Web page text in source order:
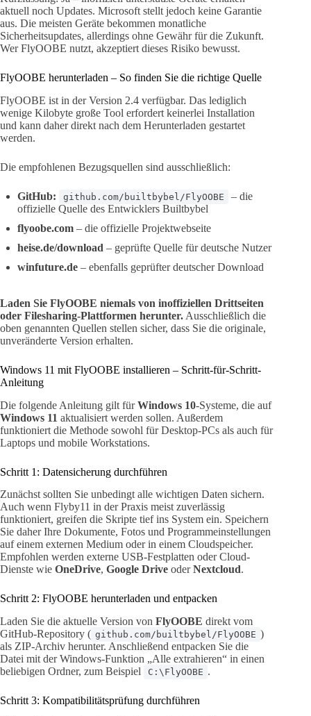
aktuell noch Updates. Microsoft stellt jedoch keine Garantie
aus. Die meisten Geräte bekommen monatliche
Sicherheitsupdates, allerdings ohne Gewähr für die Zukunft.
Wer FlyOOBE nutzt, akzeptiert dieses Risiko bewusst.
FlyOOBE herunterladen – So finden Sie die richtige Quelle
FlyOOBE ist in der Version 2.4 verfügbar. Das lediglich
wenige Kilobyte große Tool erfordert keinerlei Installation
und kann daher direkt nach dem Herunterladen gestartet
werden.
Die empfohlenen Bezugsquellen sind ausschließlich:
GitHub: github.com/builtbybel/FlyOOBE
– die
offizielle Quelle des Entwicklers Builtbybel
flyoobe.com – die offizielle Projektwebseite
heise.de/download – geprüfte Quelle für deutsche Nutzer
winfuture.de – ebenfalls geprüfter deutscher Download
Laden Sie FlyOOBE niemals von inoffiziellen Drittseiten
oder Filesharing-Plattformen herunter. Ausschließlich die
oben genannten Quellen stellen sicher, dass Sie die originale,
unveränderte Version erhalten.
Windows 11 mit FlyOOBE installieren – Schritt-für-Schritt-
Anleitung
Die folgende Anleitung gilt fürWindows 10-Systeme, die auf
Windows 11 aktualisiert werden sollen. Außerdem
funktioniert die Methode sowohl für Desktop-PCs als auch für
Laptops und mobile Workstations.
Schritt 1: Datensicherung durchführen
Zunächst sollten Sie unbedingt alle wichtigen Daten sichern.
Auch wenn Flyby11 in der Praxis meist zuverlässig
funktioniert, greifen die Skripte tief ins System ein. Speichern
Sie daher Ihre Dokumente, Fotos und Programmeinstellungen
auf einem externen Medium oder in einem Cloudspeicher.
Empfohlen werden externe USB-Festplatten oder Cloud-
Dienste wie OneDrive, Google Drive oderNextcloud.
Schritt 2: FlyOOBE herunterladen und entpacken
Laden Sie die aktuelle Version von FlyOOBE direkt vom
GitHub-Repository ( github.com/builtbybel/FlyOOBE )
als ZIP-Archiv herunter. Anschließend entpacken Sie die
Datei mit der Windows-Funktion „Alle extrahieren“ in einen
beliebigen Ordner, zum Beispiel
C:\FlyOOBE .
Schritt 3: Kompatibilitätsprüfung durchführen